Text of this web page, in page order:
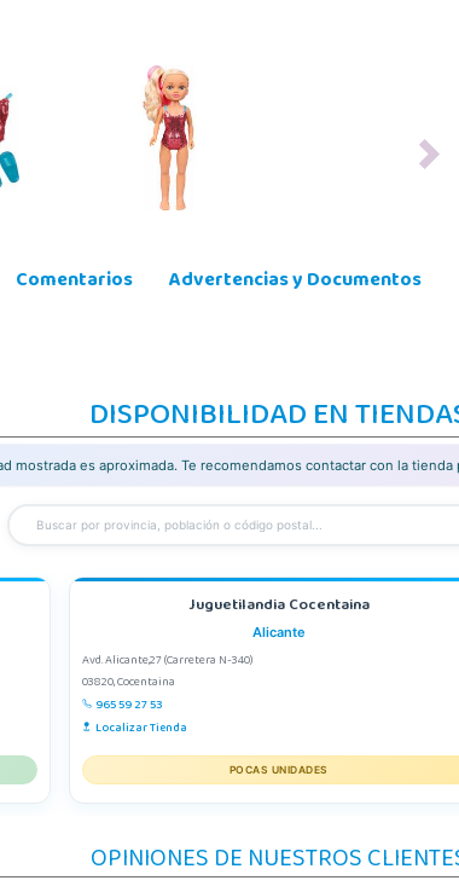
Next
Comentarios Advertencias y Documentos
DISPONIBILIDAD EN
mostrada es aproximada. Te recomendamos contactar con la
Juguetilandia Cocentaina
Alicante
Avd. Alicante,27 (Carretera N-340)
03820, Cocentaina
965 59 27 53
Localizar Tienda
POCAS UNIDADES
OPINIONES DE NUESTROS